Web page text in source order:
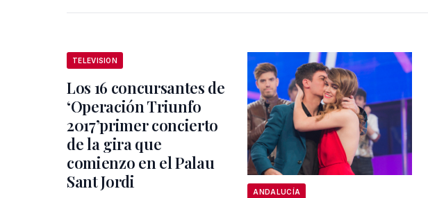
TELEVISION
Los 16 concursantes de
‘Operación Triunfo
2017’primer concierto
de la gira que
comienzo en el Palau
Sant Jordi
ANDALUCÍA